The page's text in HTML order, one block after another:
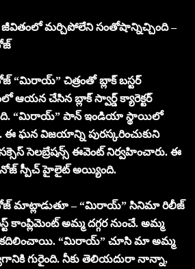
మర్చిపోలేని సంతోషాన్నిచ్చింది –
“మిరాయ్” చిత్రంతో బ్లాక్ బస్టర్
ఆయన చేసిన బ్లాక్ స్వార్డ్ క్యారెక్టర్
“మిరాయ్” పాన్ ఇండియా స్థాయిలో
ఈ ఘన విజయాన్ని పురస్కరించుకుని
సెలబ్రేషన్స్ ఈవెంట్ నిర్వహించారు. ఈ
స్పీచ్ హైలైట్ అయ్యింది.
మాట్లాడుతూ – “మిరాయ్” సినిమా రిలీజ్
కాంప్లిమెంట్ అమ్మ దగ్గర నుంచే. అమ్మ
కదిలించాయి. “మిరాయ్” చూసి మా అమ్మ
గురైంది. నీకు తెలియదురా నాన్నా,